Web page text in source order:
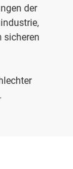
der
sicheren